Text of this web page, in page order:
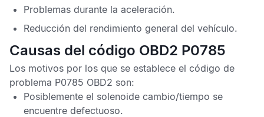
Problemas durante la aceleración.
Reducción del rendimiento general del vehículo.
Causas del código OBD2 P0785
Los motivos por los que se establece el código de
problema P0785 OBD2 son:
Posiblemente el solenoide cambio/tiempo se
encuentre defectuoso.